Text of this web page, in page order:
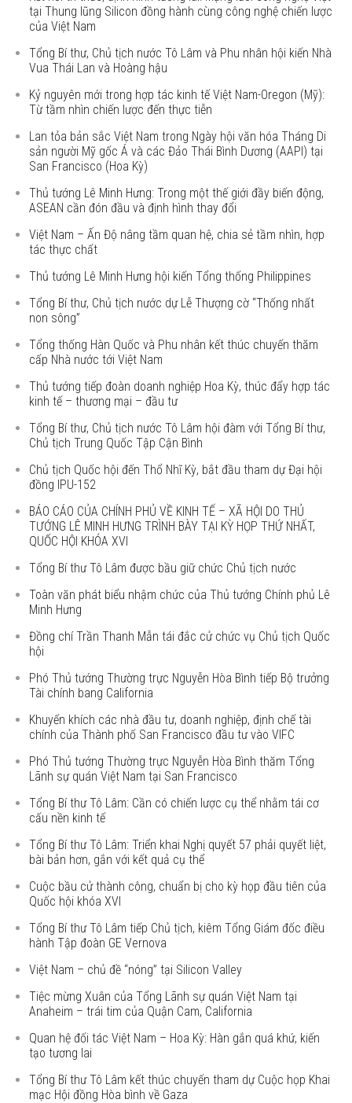
tại Thung lũng Silicon đồng hành cùng công nghệ chiến lược
của Việt Nam
Tổng Bí thư, Chủ tịch nước Tô Lâm và Phu nhân hội kiến Nhà
Vua Thái Lan và Hoàng hậu
Kỷ nguyên mới trong hợp tác kinh tế Việt Nam-Oregon (Mỹ):
Từ tầm nhìn chiến lược đến thực tiễn
Lan tỏa bản sắc Việt Nam trong Ngày hội văn hóa Tháng Di
sản người Mỹ gốc Á và các Đảo Thái Bình Dương (AAPI) tại
San Francisco (Hoa Kỳ)
Thủ tướng Lê Minh Hưng: Trong một thế giới đầy biến động,
ASEAN cần đón đầu và định hình thay đổi
Việt Nam – Ấn Độ nâng tầm quan hệ, chia sẻ tầm nhìn, hợp
tác thực chất
Thủ tướng Lê Minh Hưng hội kiến Tổng thống Philippines
Tổng Bí thư, Chủ tịch nước dự Lễ Thượng cờ “Thống nhất
non sông”
Tổng thống Hàn Quốc và Phu nhân kết thúc chuyến thăm
cấp Nhà nước tới Việt Nam
Thủ tướng tiếp đoàn doanh nghiệp Hoa Kỳ, thúc đẩy hợp tác
kinh tế – thương mại – đầu tư
Tổng Bí thư, Chủ tịch nước Tô Lâm hội đàm với Tổng Bí thư,
Chủ tịch Trung Quốc Tập Cận Bình
Chủ tịch Quốc hội đến Thổ Nhĩ Kỳ, bắt đầu tham dự Đại hội
đồng IPU-152
BÁO CÁO CỦA CHÍNH PHỦ VỀ KINH TẾ – XÃ HỘI DO THỦ
TƯỚNG LÊ MINH HƯNG TRÌNH BÀY TẠI KỲ HỌP THỨ NHẤT,
QUỐC HỘI KHÓA XVI
Tổng Bí thư Tô Lâm được bầu giữ chức Chủ tịch nước
Toàn văn phát biểu nhậm chức của Thủ tướng Chính phủ Lê
Minh Hưng
Đồng chí Trần Thanh Mẫn tái đắc cử chức vụ Chủ tịch Quốc
hội
Phó Thủ tướng Thường trực Nguyễn Hòa Bình tiếp Bộ trưởng
Tài chính bang California
Khuyến khích các nhà đầu tư, doanh nghiệp, định chế tài
chính của Thành phố San Francisco đầu tư vào VIFC
Phó Thủ tướng Thường trực Nguyễn Hòa Bình thăm Tổng
Lãnh sự quán Việt Nam tại San Francisco
Tổng Bí thư Tô Lâm: Cần có chiến lược cụ thể nhằm tái cơ
cấu nền kinh tế
Tổng Bí thư Tô Lâm: Triển khai Nghị quyết 57 phải quyết liệt,
bài bản hơn, gắn với kết quả cụ thể
Cuộc bầu cử thành công, chuẩn bị cho kỳ họp đầu tiên của
Quốc hội khóa XVI
Tổng Bí thư Tô Lâm tiếp Chủ tịch, kiêm Tổng Giám đốc điều
hành Tập đoàn GE Vernova
Việt Nam – chủ đề “nóng” tại Silicon Valley
Tiệc mừng Xuân của Tổng Lãnh sự quán Việt Nam tại
Anaheim – trái tim của Quận Cam, California
Quan hệ đối tác Việt Nam – Hoa Kỳ: Hàn gắn quá khứ, kiến
tạo tương lai
Tổng Bí thư Tô Lâm kết thúc chuyến tham dự Cuộc họp Khai
mạc Hội đồng Hòa bình về Gaza